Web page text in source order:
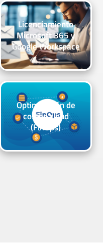
Licenciamiento
Microsoft 365 y
Google Workspace
Optimización de
costos cloud
(FinOps)